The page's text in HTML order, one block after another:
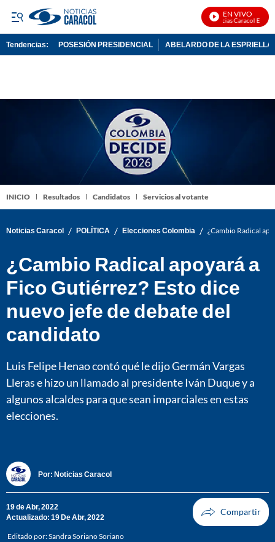
EN VIVO
Noticias Caracol En Vivo
Tendencias: POSESIÓN PRESIDENCIAL ABELARDO DE LA ESPRIELLA
INICIO Resultados Candidatos Servicios al votante
Noticias Caracol / POLÍTICA / Elecciones Colombia / ¿Cambio Radical
¿Cambio Radical apoyará a
Fico Gutiérrez? Esto dice
nuevo jefe de debate del
candidato
Luis Felipe Henao contó qué le dijo Germán Vargas
Lleras e hizo un llamado al presidente Iván Duque y a
algunos alcaldes para que sean imparciales en estas
elecciones.
Por: Noticias Caracol
19 de Abr, 2022
Actualizado: 19 De Abr, 2022
Editado por:Sandra Soriano Soriano